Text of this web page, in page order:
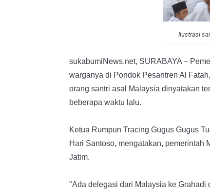
Ilustrasi
sukabumiNews.net, SURABAYA –
warganya di Pondok Pesantren Al
orang santri asal Malaysia dinyatakan
beberapa waktu lalu.
Ketua Rumpun Tracing Gugus Gugus
Hari Santoso, mengatakan, pemerintah
Jatim.
"Ada delegasi dari Malaysia ke Grahadi